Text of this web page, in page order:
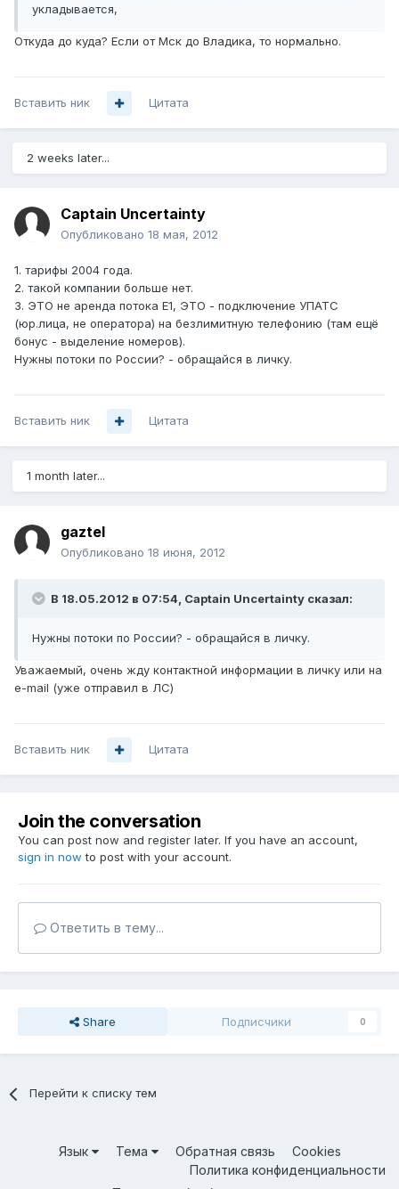
укладывается,
Откуда до куда? Если от Мск до Владика, то нормально.
Вставить ник Цитата
2 weeks later...
Captain Uncertainty
Опубликовано 18 мая, 2012
1. тарифы 2004 года.
2. такой компании больше нет.
3. ЭТО не аренда потока Е1, ЭТО - подключение УПАТС
(юр.лица, не оператора) на безлимитную телефонию (там ещё
бонус - выделение номеров).
Нужны потоки по России? - обращайся в личку.
Вставить ник Цитата
1 month later...
gaztel
Опубликовано 18 июня, 2012
В 18.05.2012 в 07:54, Captain Uncertainty сказал:
Нужны потоки по России? - обращайся в личку.
Уважаемый, очень жду контактной информации в личку или на
e-mail (уже отправил в ЛС)
Вставить ник Цитата
Join the conversation
You can post now and register later. If you have an account,
sign in now to post with your account.
Ответить в тему...
Share Подписчики 0
Перейти к списку тем
Язык Тема Обратная связь
Cookies
Политика конфиденциальности